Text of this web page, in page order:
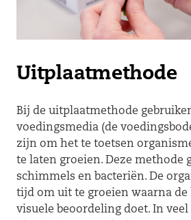
Uitplaatmethode
Bij de uitplaatmethode
voedingsmedia (de
zijn om het te toetsen
te laten groeien. Deze methode
schimmels en bacteriën. De
tijd om uit te groeien waarna de
visuele beoordeling doet. In